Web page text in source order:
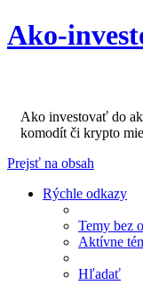
Ako-
Ako investovať do
komodít či krypto
Prejsť na obsah
Rýchle odkazy
Temy bez
Aktívne
Hľadať